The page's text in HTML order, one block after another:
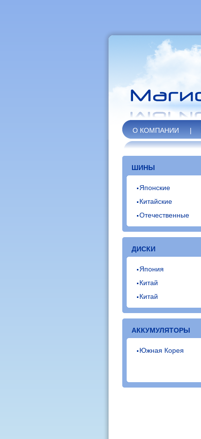
О КОМПАНИИ |
ШИНЫ
Японские
Китайские
Отечественные
ДИСКИ
Япония
Китай
Китай
АККУМУЛЯТОРЫ
Южная Корея